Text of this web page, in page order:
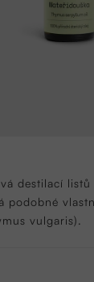
destilací
podobné
vulgaris).